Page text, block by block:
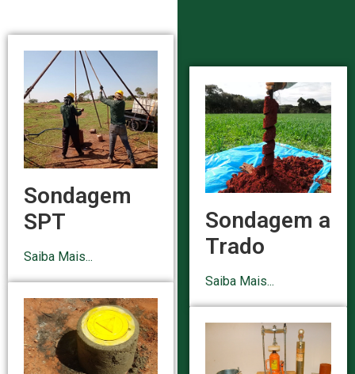
Sondagem
SPT
Saiba Mais...
Sondagem a
Trado
Saiba Mais...